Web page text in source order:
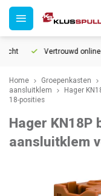
Vertrouwd online
Home Groepenkasten
aansluitklem
Hager
18-posities
Hager KN18P
aansluitklem